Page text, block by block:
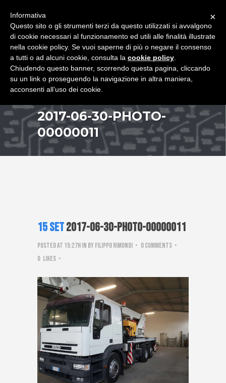
2017-06-30-PHOTO-
00000011
15 Set2017-06-30-PHOTO-00000011
Posted at 15:27hin by Filippo Rimondi
0 Comments
0 Likes
×
Informativa
Questo sito o gli strumenti terzi da questo utilizzati si avvalgono
di cookie necessari al funzionamento ed utili alle finalità illustrate
nella cookie policy. Se vuoi saperne di più o negare il consenso
a tutti o ad alcuni cookie, consulta la cookie policy
Chiudendo questo banner, scorrendo questa pagina, cliccando
su un link o proseguendo la navigazione in altra maniera,
acconsenti all’uso dei cookie.